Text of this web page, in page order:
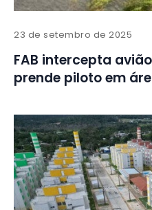
23 de setembro de 2025
FAB intercepta
prende piloto em